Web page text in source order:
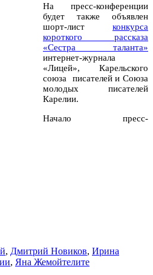
На пресс-конференции
будет также объявлен
шорт-лист конкурса
короткого рассказа
«Сестра таланта»
интернет-журнала
«Лицей», Карельского
союза писателей и Союза
молодых писателей
Карелии.
Начало пресс-
, Дмитрий Новиков, Ирина
, Яна Жемойтелите